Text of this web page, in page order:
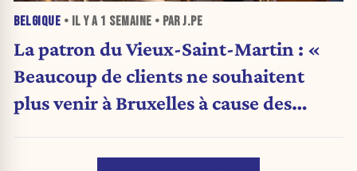
BELGIQUE • IL Y A 1 SEMAINE • PAR J.PE
La patron du Vieux-Saint-Martin : «
Beaucoup de clients ne souhaitent
plus venir à Bruxelles à cause des
propreté. »